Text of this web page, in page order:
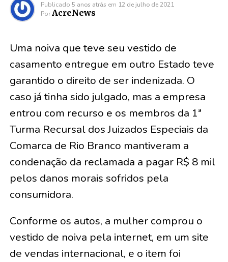
Publicado 5 anos atrás em 12 de julho de 2021
Por AcreNews
Uma noiva que teve seu vestido de
casamento entregue em outro Estado teve
garantido o direito de ser indenizada. O
caso já tinha sido julgado, mas a empresa
entrou com recurso e os membros da 1ª
Turma Recursal dos Juizados Especiais da
Comarca de Rio Branco mantiveram a
condenação da reclamada a pagar R$ 8 mil
pelos danos morais sofridos pela
consumidora.
Conforme os autos, a mulher comprou o
vestido de noiva pela internet, em um site
de vendas internacional, e o item foi